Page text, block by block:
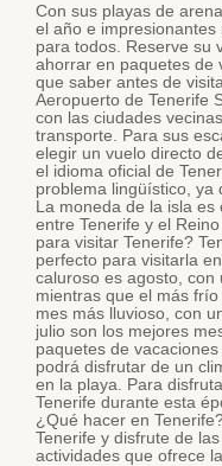
Con sus playas de
el año e
para todos. Reserve su
ahorrar en paquetes de
que saber antes de
Aeropuerto de Tenerife
con las ciudades
transporte. Para sus
elegir un vuelo directo
el idioma oficial de
problema lingüístico, ya
La moneda de la isla
entre Tenerife y el
para visitar Tenerife?
perfecto para visitarla
caluroso es agosto, con
mientras que el más
mes más lluvioso, con
julio son los mejores
paquetes de
podrá disfrutar de un
en la playa. Para
Tenerife durante esta
¿Qué hacer en
Tenerife y disfrute de
actividades que ofrece la